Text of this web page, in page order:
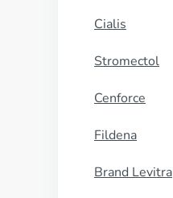
Cialis
Stromectol
Cenforce
Fildena
Brand Levitra